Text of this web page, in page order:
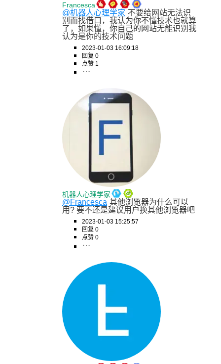
Francesca
@机器人心理学家 不要给网站无法识
别而找借口，我认为你不懂技术也就算
了，如果懂，你自己的网站无能识别我
认为是你的技术问题
2023-01-03 16:09:18
回复 0
点赞 1
机器人心理学家
@Francesca 其他浏览器为什么可以
用? 要不还是建议用户换其他浏览器吧
2023-01-03 15:25:57
回复 0
点赞 0